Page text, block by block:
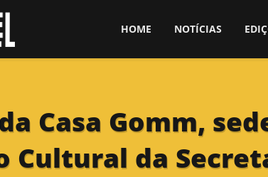
HOME NOTÍCIAS
Casa Gomm,
Cultural da